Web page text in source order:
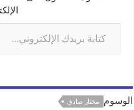
k
كتابة بريدك الإلكتروني...
الوسوم مختار صادق